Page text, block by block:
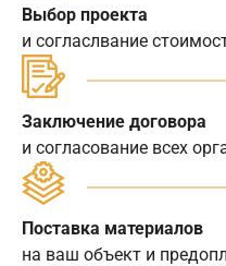
Выбор проекта
и согласлвание
Заключение договора
и согласование всех
Поставка материалов
на ваш объект и